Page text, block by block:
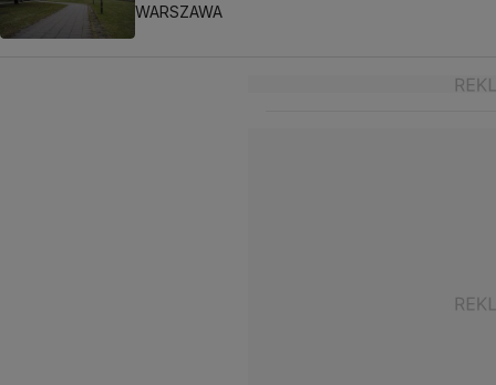
WARSZAWA